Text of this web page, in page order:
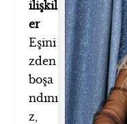
ilişkil
er
Eşini
zden
boşa
ndını
z,